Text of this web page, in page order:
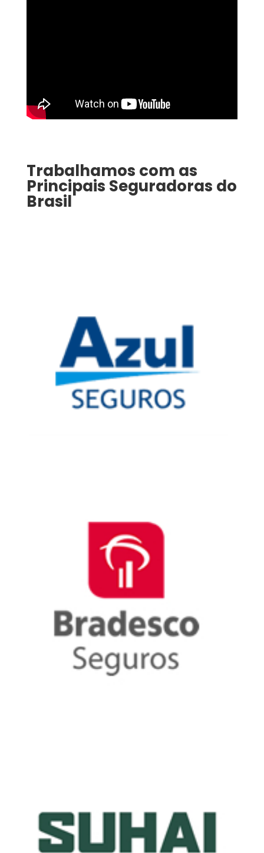
Trabalhamos com as
Principais Seguradoras do
Brasil